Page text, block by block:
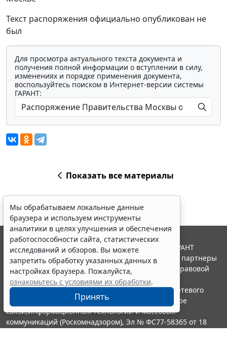
Текст распоряжения официально опубликован не
был
Для просмотра актуального текста документа и
получения полной информации о вступлении в силу,
изменениях и порядке применения документа,
воспользуйтесь поиском в Интернет-версии системы
ГАРАНТ:
Показать все материалы
Мы обрабатываем локальные данные
браузера и используем инструменты
аналитики в целях улучшения и обеспечения
работоспособности сайта, статистических
исследований и обзоров. Вы можете
запретить обработку указанных данных в
настройках браузера. Пожалуйста,
ознакомьтесь с условиями их обработки.
Принять
© ООО "НПП "ГАРАНТ-СЕРВИС", 2026. Система ГАРАНТ
выпускается с 1990 года. Компания "Гарант" и ее партнеры
являются участниками Российской ассоциации правовой
информации ГАРАНТ.
Портал ГАРАНТ.РУ зарегистрирован в качестве сетевого
издания Федеральной службой по надзору в сфере
связи,информационных технологий и массовых
коммуникаций (Роскомнадзором), Эл № ФС77-58365 от 18